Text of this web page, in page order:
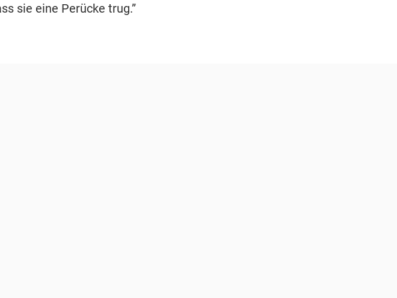
sie eine Perücke trug.”